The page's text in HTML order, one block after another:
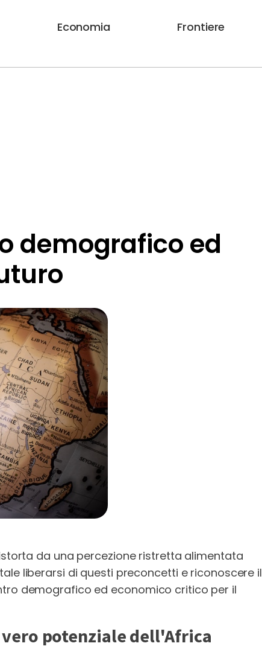
Economia Frontiere
demografico ed
da una percezione ristretta alimentata
liberarsi di questi preconcetti e riconoscere il
demografico ed economico critico per il
potenziale dell'Africa